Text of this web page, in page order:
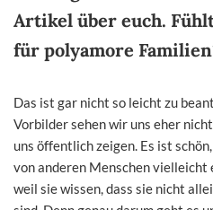
Artikel über euch.
für polyamore
Das ist gar nicht so leicht zu
Vorbilder sehen wir uns eher
uns öffentlich zeigen. Es ist
von anderen Menschen vielleicht
weil sie wissen, dass sie nicht